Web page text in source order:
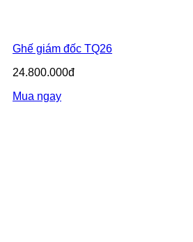
Ghế giám đốc TQ26
24.800.000đ
Mua ngay